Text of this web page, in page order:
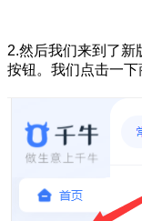
2.然后我们来到了新
按钮。我们点击一下